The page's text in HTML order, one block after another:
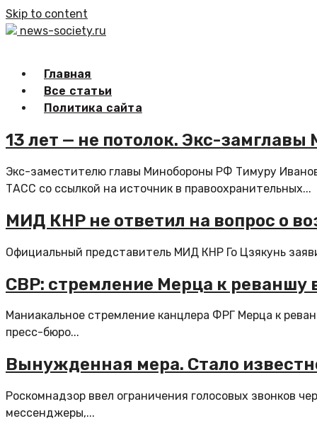
Skip to content
news-society.ru
Главная
Все статьи
Политика сайта
13 лет — не потолок. Экс-
Экс-заместителю главы Минобороны РФ Тимуру
ТАСС со ссылкой на источник в правоохранительных...
МИД КНР не ответил на вопрос о
Официальный представитель МИД КНР Го Цзякунь
СВР: стремление Мерца к реваншу
Маниакальное стремление канцлера ФРГ Мерца к
пресс-бюро...
Вынужденная мера. Стало
Роскомнадзор ввел ограничения голосовых звонков
мессенджеры,...